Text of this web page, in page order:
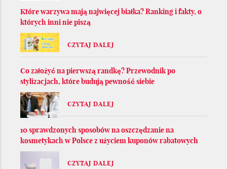
Które warzywa mają najwięcej białka? Ranking i fakty, o
których inni nie piszą
CZYTAJ DALEJ
Co założyć na pierwszą randkę? Przewodnik po
stylizacjach, które budują pewność siebie
CZYTAJ DALEJ
10 sprawdzonych sposobów na oszczędzanie na
kosmetykach w Polsce z użyciem kuponów rabatowych
CZYTAJ DALEJ